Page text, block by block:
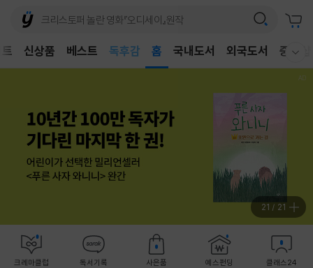
신상품 베스트
어린이
독후감
홈 국내도서 외국도서 중고샵
21 / 21
크레마클럽 독서기록 사은품 예스펀딩 클래스24